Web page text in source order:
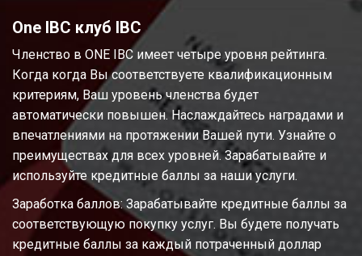
One IBC клуб IBC
Членство в ONE IBC имеет четыре уровня рейтинга.
Когда когда Вы соответствуете квалификационным
критериям, Ваш уровень членства будет
автоматически повышен. Наслаждайтесь наградами и
впечатлениями на протяжении Вашей пути. Узнайте о
преимуществах для всех уровней. Зарабатывайте и
используйте кредитные баллы за наши услуги.
Заработка баллов: Зарабатывайте кредитные баллы за
соответствующую покупку услуг. Вы будете получать
кредитные баллы за каждый потраченный доллар